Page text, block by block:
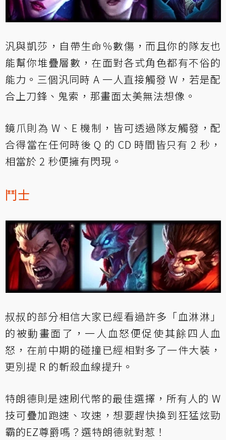
汎與凱莎，自帶生命％數傷，而且你的隊友也
能幫你堆疊層數，在面對各式角色都有不俗的
能力。三個汎同時 A 一人直接觸發 W，若是配
合上刀鋒、鬼索，那畫面太美無法想像。
鏡爪則為 W、E 機制，皆可透過隊友觸發，配
合得當在任何時後 Q 的 CD 時間皆只有 2 秒，
相當於 2 秒便擁有閃現。
鬥士
叔叔的部分相信大家已經看過許多「血淋淋」
的被動畫面了，一人血怒便促使其餘四人血
怒，在前中期的碰撞已經相對多了一件大裝，
更別提 R 的斬殺血線提升。
特朗德則是速刷代幣的最佳選擇，所有人的 W
技可疊加跑速、攻速，想要趕快換到狂猛炫勁
霸的EZ尊爵嗎？選特朗德就對惹！